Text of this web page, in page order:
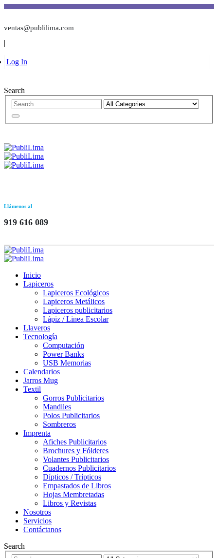
ventas@publilima.com
|
Log In
Search
Llámenos al
919 616 089
Inicio
Lapiceros
Lapiceros Ecológicos
Lapiceros Metálicos
Lapiceros publicitarios
Lápiz / Linea Escolar
Llaveros
Tecnología
Computación
Power Banks
USB Memorias
Calendarios
Jarros Mug
Textil
Gorros Publicitarios
Mandiles
Polos Publicitarios
Sombreros
Imprenta
Afiches Publicitarios
Brochures y Fólderes
Volantes Publicitarios
Cuadernos Publicitarios
Dípticos / Trípticos
Empastados de Libros
Hojas Membretadas
Libros y Revistas
Nosotros
Servicios
Contáctanos
Search